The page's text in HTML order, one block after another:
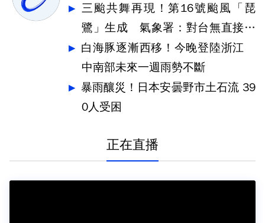
三颱共舞再現！第16號颱風「琵
鷺」生成 氣象署：對台無直接影
響
白海豚逐漸西移！今晚登陸浙江
中南部未來一週雨勢不斷
暴雨釀災！日本安曇野市土石流 39
0人受困
正在直播